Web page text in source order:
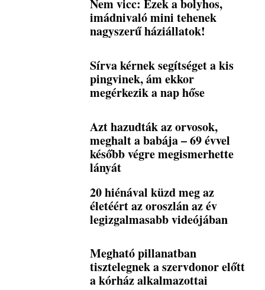
Nem vicc: Ezek a bolyhos,
imádnivaló mini tehenek
nagyszerű háziállatok!
Sírva kérnek segítséget a kis
pingvinek, ám ekkor
megérkezik a nap hőse
Azt hazudták az orvosok,
meghalt a babája – 69 évvel
később végre megismerhette
lányát
20 hiénával küzd meg az
életéért az oroszlán az év
legizgalmasabb videójában
Megható pillanatban
tisztelegnek a szervdonor előtt
a kórház alkalmazottai